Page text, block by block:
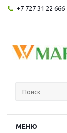
+7 727 31 22 666
МЕНЮ